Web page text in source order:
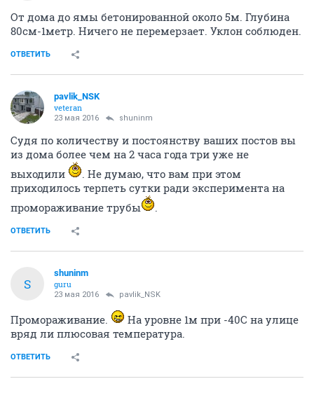
От дома до ямы бетонированной около 5м. Глубина
80см-1метр. Ничего не перемерзает. Уклон соблюден.
ОТВЕТИТЬ
pavlik_NSK
veteran
23 мая 2016 shuninm
Судя по количеству и постоянству ваших постов вы
из дома более чем на 2 часа года три уже не
выходили
. Не думаю, что вам при этом
приходилось терпеть сутки ради эксперимента на
промораживание трубы
.
ОТВЕТИТЬ
S
shuninm
guru
23 мая 2016 pavlik_NSK
Промораживание.
На уровне 1м при -40С на улице
вряд ли плюсовая температура.
ОТВЕТИТЬ